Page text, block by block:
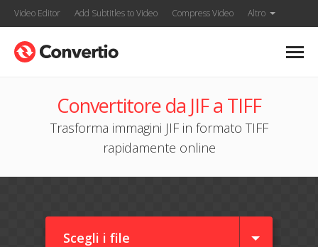
Video Editor Add Subtitles to Video Compress Video Altro
Convertitore da JIF a TIFF
Trasforma immagini JIF in formato TIFF
rapidamente online
Scegli i file